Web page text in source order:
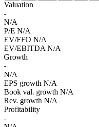
Valuation
-
N/A
P/E N/A
EV/FFO N/A
EV/EBITDA N/A
Growth
-
N/A
EPS growth N/A
Book val. growth N/A
Rev. growth N/A
Profitability
-